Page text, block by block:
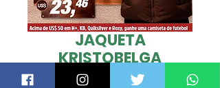
JAQUETA
KRISTOBELGA
Preço